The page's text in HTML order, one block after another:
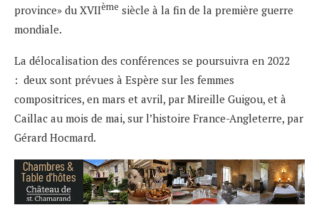
province» du XVIIème siècle à la fin de la première guerre
mondiale.
La délocalisation des conférences se poursuivra en 2022
: deux sont prévues à Espère sur les femmes
compositrices, en mars et avril, par Mireille Guigou, et à
Caillac au mois de mai, sur l’histoire France-Angleterre, par
Gérard Hocmard.